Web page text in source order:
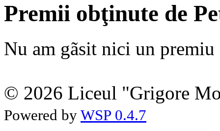
Premii obţinute de
Nu am gãsit nici un premiu
© 2026 Liceul "Grigore
Powered by WSP 0.4.7